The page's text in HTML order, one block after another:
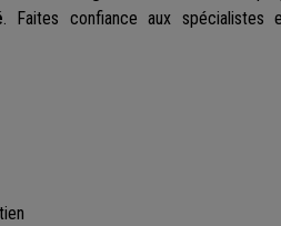
. Faites confiance aux spécialistes